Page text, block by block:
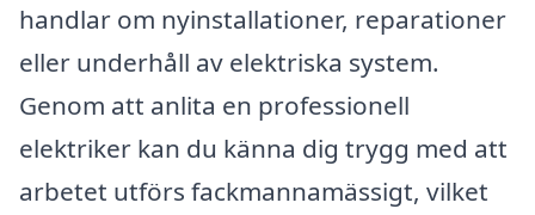
handlar om nyinstallationer, reparationer
eller underhåll av elektriska system.
Genom att anlita en professionell
elektriker kan du känna dig trygg med att
arbetet utförs fackmannamässigt, vilket